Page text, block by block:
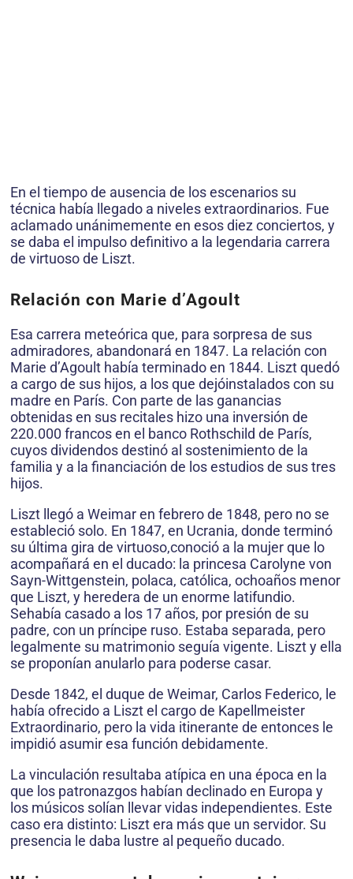
En el tiempo de ausencia de los escenarios su
técnica había llegado a niveles extraordinarios. Fue
aclamado unánimemente en esos diez conciertos, y
se daba el impulso definitivo a la legendaria carrera
de virtuoso de Liszt.
Relación con Marie d’Agoult
Esa carrera meteórica que, para sorpresa de sus
admiradores, abandonará en 1847. La relación con
Marie d’Agoult había terminado en 1844. Liszt quedó
a cargo de sus hijos, a los que dejóinstalados con su
madre en París. Con parte de las ganancias
obtenidas en sus recitales hizo una inversión de
220.000 francos en el banco Rothschild de París,
cuyos dividendos destinó al sostenimiento de la
familia y a la financiación de los estudios de sus tres
hijos.
Liszt llegó a Weimar en febrero de 1848, pero no se
estableció solo. En 1847, en Ucrania, donde terminó
su última gira de virtuoso,conoció a la mujer que lo
acompañará en el ducado: la princesa Carolyne von
Sayn-Wittgenstein, polaca, católica, ochoaños menor
que Liszt, y heredera de un enorme latifundio.
Sehabía casado a los 17 años, por presión de su
padre, con un príncipe ruso. Estaba separada, pero
legalmente su matrimonio seguía vigente. Liszt y ella
se proponían anularlo para poderse casar.
Desde 1842, el duque de Weimar, Carlos Federico, le
había ofrecido a Liszt el cargo de Kapellmeister
Extraordinario, pero la vida itinerante de entonces le
impidió asumir esa función debidamente.
La vinculación resultaba atípica en una época en la
que los patronazgos habían declinado en Europa y
los músicos solían llevar vidas independientes. Este
caso era distinto: Liszt era más que un servidor. Su
presencia le daba lustre al pequeño ducado.